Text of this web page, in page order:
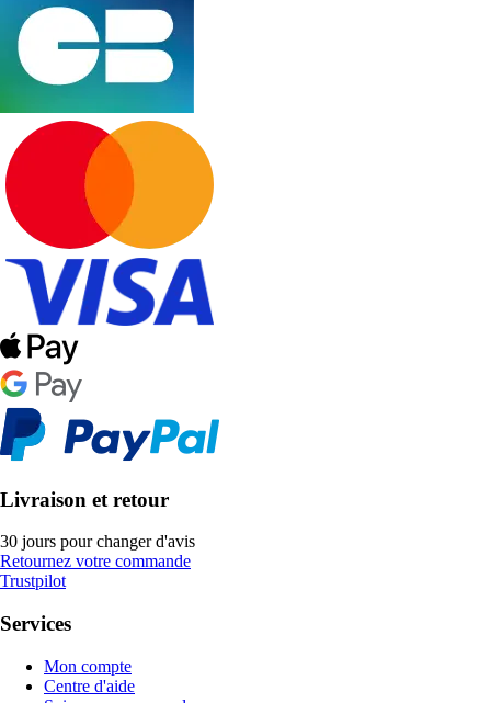
Livraison et retour
30 jours pour changer d'avis
Retournez votre commande
Trustpilot
Services
Mon compte
Centre d'aide